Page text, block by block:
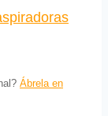
Ábrela en